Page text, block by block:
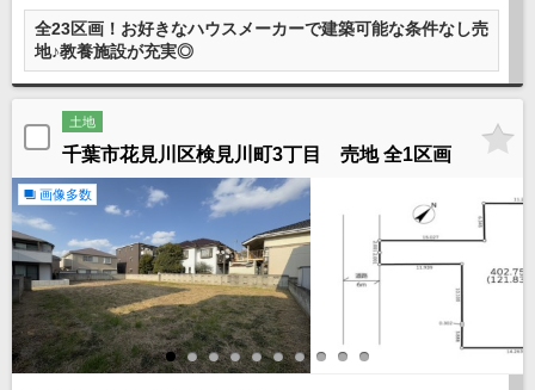
全23区画！お好きなハウスメーカーで建築可能な条件なし売
地♪教養施設が充実◎
土地
千葉市花見川区検見川町3丁目 売地 全1区画
画像多数
外房エリアの新築一戸建
外房エリアの中古一戸建
外房エリアのマンション
外房エリアの土地
内房エリア
内房エリアの新築一戸建
内房エリアのマンション
内房エリアの土地
東京全域エリア
東京全域エリアの新築一戸建
東京全域エリアの中古一戸建
東京全域エリアのマンション
東京全域エリアの土地